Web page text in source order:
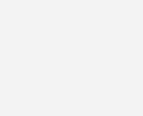
rech­net 2025 mit
Industrie­ver­bunds VDMA
2025 mit einem